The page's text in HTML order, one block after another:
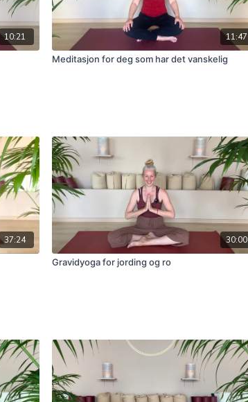
10:21
11:47
Meditasjon for deg som har det vanskelig
37:24
30:00
Gravidyoga for jording og ro